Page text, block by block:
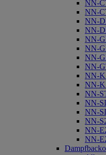
NN-
NN-
NN-
NN-
NN-
NN-
NN-
NN-
NN-
NN-
NN-
NN-
NN-
NN-
NN-
NN-